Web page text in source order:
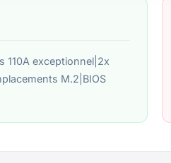
110A exceptionnel|2x
M.2|BIOS